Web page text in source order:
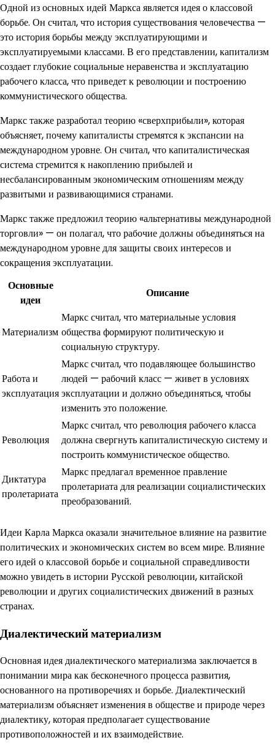
Одной из основных идей Маркса является идея о классовой
борьбе. Он считал, что история существования человечества —
это история борьбы между эксплуатирующими и
эксплуатируемыми классами. В его представлении, капитализм
создает глубокие социальные неравенства и эксплуатацию
рабочего класса, что приведет к революции и построению
коммунистического общества.
Маркс также разработал теорию «сверхприбыли», которая
объясняет, почему капиталисты стремятся к экспансии на
международном уровне. Он считал, что капиталистическая
система стремится к накоплению прибылей и
несбалансированным экономическим отношениям между
развитыми и развивающимися странами.
Маркс также предложил теорию «альтернативы международной
торговли» — он полагал, что рабочие должны объединяться на
международном уровне для защиты своих интересов и
сокращения эксплуатации.
Основные
идеи
Описание
Материализм
Маркс считал, что материальные условия
общества формируют политическую и
социальную структуру.
Работа и
эксплуатация
Маркс считал, что подавляющее большинство
людей — рабочий класс — живет в условиях
эксплуатации и должно объединяться, чтобы
изменить это положение.
Революция
Маркс считал, что революция рабочего класса
должна свергнуть капиталистическую систему и
построить коммунистическое общество.
Диктатура
пролетариата
Маркс предлагал временное правление
пролетариата для реализации социалистических
преобразований.
Идеи Карла Маркса оказали значительное влияние на развитие
политических и экономических систем во всем мире. Влияние
его идей о классовой борьбе и социальной справедливости
можно увидеть в истории Русской революции, китайской
революции и других социалистических движений в разных
странах.
Диалектический материализм
Основная идея диалектического материализма заключается в
понимании мира как бесконечного процесса развития,
основанного на противоречиях и борьбе. Диалектический
материализм объясняет изменения в обществе и природе через
диалектику, которая предполагает существование
противоположностей и их взаимодействие.